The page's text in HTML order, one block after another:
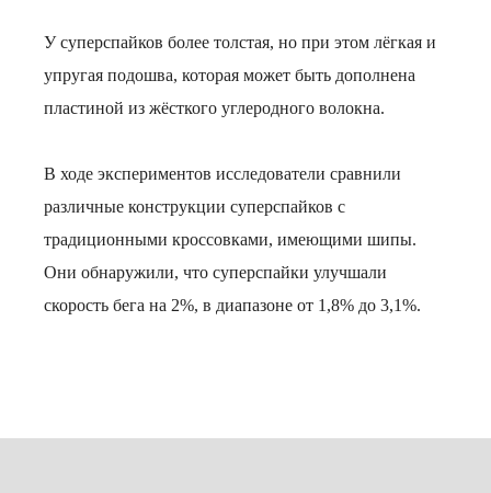
У суперспайков более толстая, но при этом лёгкая и
упругая подошва, которая может быть дополнена
пластиной из жёсткого углеродного волокна.
В ходе экспериментов исследователи сравнили
различные конструкции суперспайков с
традиционными кроссовками, имеющими шипы.
Они обнаружили, что суперспайки улучшали
скорость бега на 2%, в диапазоне от 1,8% до 3,1%.